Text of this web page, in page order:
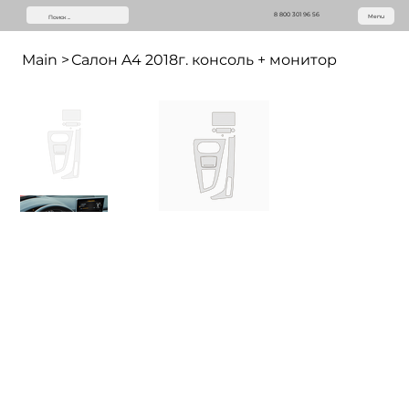
8 800 301 96 56 Menu
Main > Салон A4 2018г. консоль + монитор